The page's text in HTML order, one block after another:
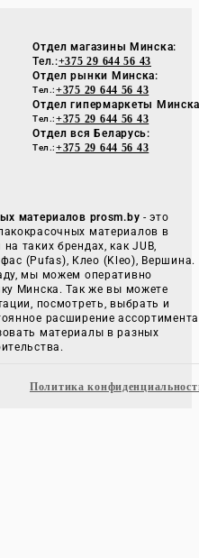
материалов prosm.by- это
материалов в
таких брендах, как JUB,
(Pufas), Клео (Kleo), Вершина.
мы можем оперативно
Минска. Так же вы можете
посмотреть, выбрать и
расширение ассортимента
материалы в разных
Отдел магазины Минска:
Тел.:+375 29 644 56 43
Отдел рынки Минска:
Тел.:+375 29 644 56 43
Отдел гипермаркеты
Тел.:+375 29 644 56 43
Отдел вся Беларусь:
Тел.:+375 29 644 56 43
Политика